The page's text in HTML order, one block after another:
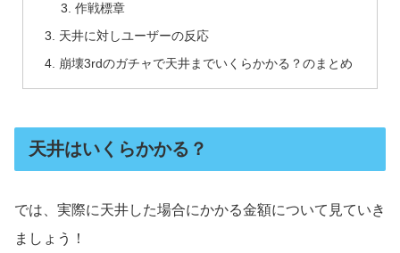
作戦標章
天井に対しユーザーの反応
崩壊3rdのガチャで天井までいくらかかる？のまとめ
天井はいくらかかる？
では、実際に天井した場合にかかる金額について見ていき
ましょう！